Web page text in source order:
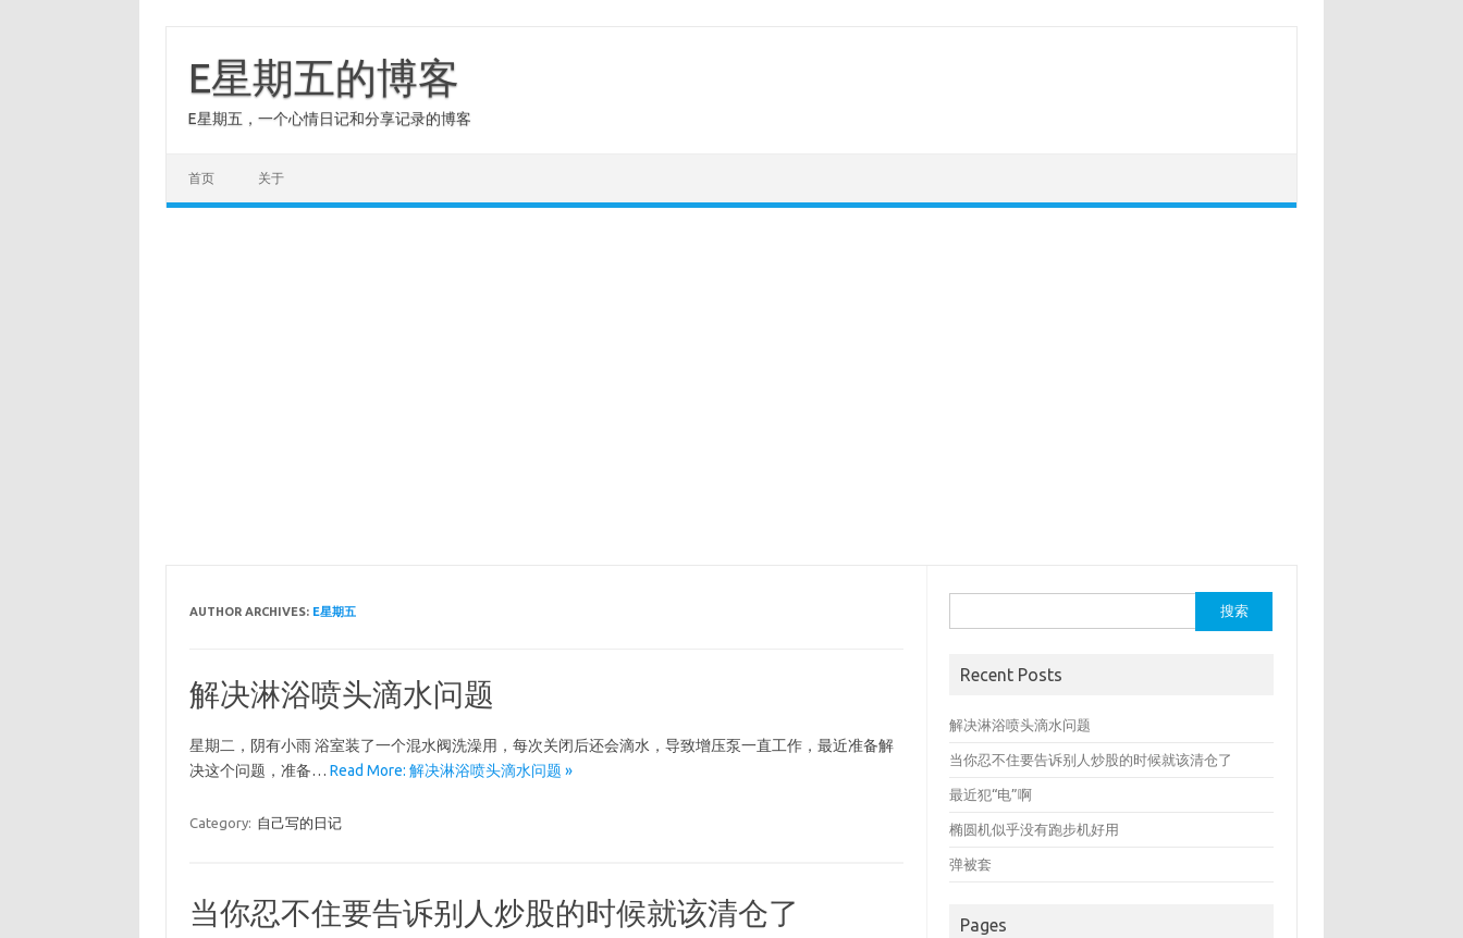
contentE星期五的博客
E星期五，一个心情日记和分享记录的博客
首页 关于
AUTHOR ARCHIVES: E星期五
解决淋浴喷头滴水问题
星期二，阴有小雨 浴室装了一个混水阀洗澡用，每次关闭后还会滴水，导致增压泵一直工作，最近准备解
决这个问题，准备… Read More: 解决淋浴喷头滴水问题 »
Category: 自己写的日记
当你忍不住要告诉别人炒股的时候就该清仓了
索：
Recent Posts
解决淋浴喷头滴水问题
当你忍不住要告诉别人炒股的时候就该清仓了
最近犯“电”啊
椭圆机似乎没有跑步机好用
弹被套
Pages